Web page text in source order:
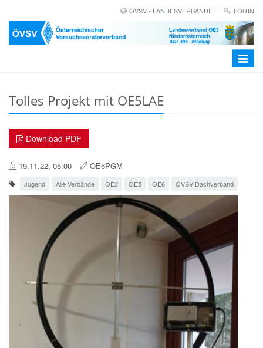
ÖVSV - LANDESVERBÄNDE LOGIN
Toggle
Tolles Projekt mit OE5LAE
Download PDF
19.11.22, 05:00 OE6PGM
Jugend Alle Verbände OE2 OE5 OE6 ÖVSV Dachverband